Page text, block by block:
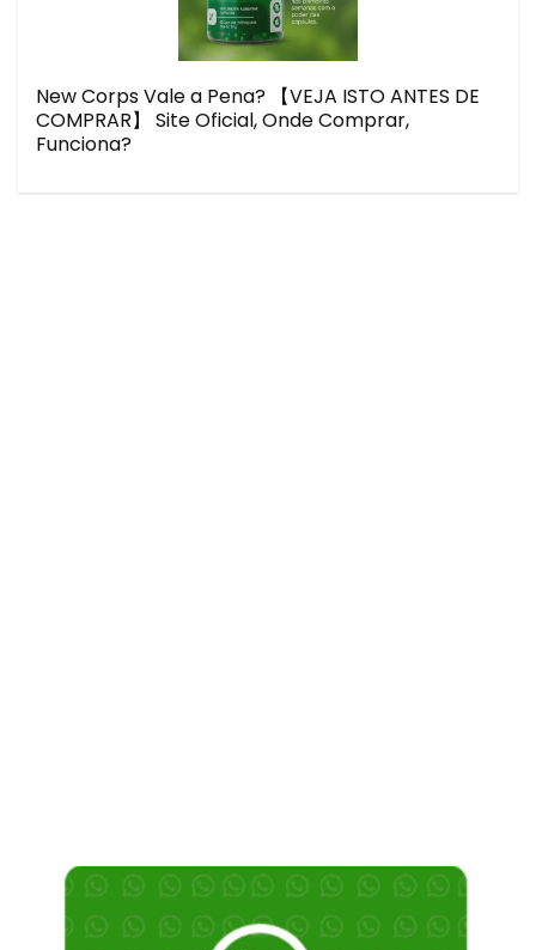
New Corps Vale a Pena? 【VEJA ISTO ANTES DE
COMPRAR】 Site Oficial, Onde Comprar,
Funciona?